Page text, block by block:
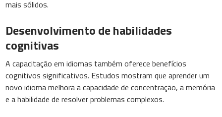
mais sólidos.
Desenvolvimento de habilidades
cognitivas
A capacitação em idiomas também oferece benefícios
cognitivos significativos. Estudos mostram que aprender um
novo idioma melhora a capacidade de concentração, a memória
e a habilidade de resolver problemas complexos.